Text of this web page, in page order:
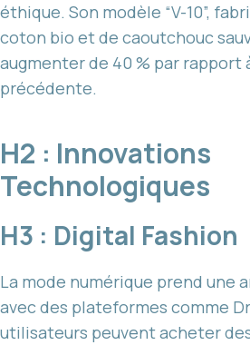
éthique. Son modèle “V-10”,
coton bio et de caoutchouc
augmenter de 40 % par rapport
précédente.
H2 : Innovations
Technologiques
H3 : Digital Fashion
La mode numérique prend une
avec des plateformes comme
utilisateurs peuvent acheter